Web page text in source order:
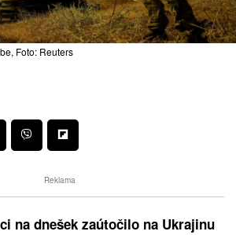
Foto: Reuters
Reklama
na dnešek zaútočilo na Ukrajinu